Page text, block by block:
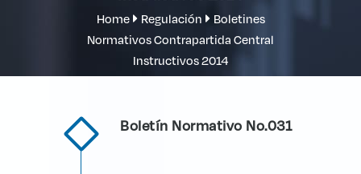
Home Regulación
Boletines
Normativos Contrapartida Central
Instructivos 2014
Boletín Normativo No.031